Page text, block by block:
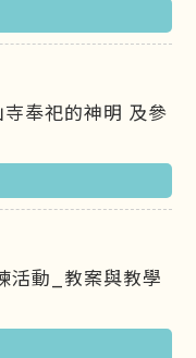
奉祀的神明 及參
活動_教案與教學